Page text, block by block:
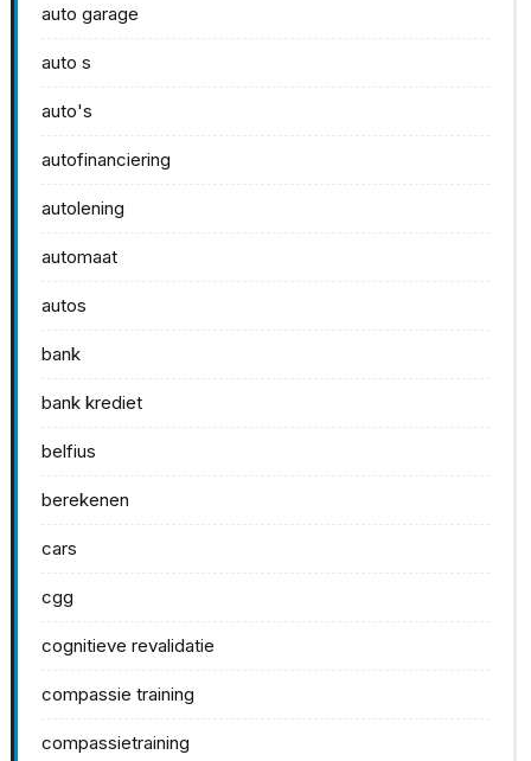
auto garage
auto s
auto's
autofinanciering
autolening
automaat
autos
bank
bank krediet
belfius
berekenen
cars
cgg
cognitieve revalidatie
compassie training
compassietraining